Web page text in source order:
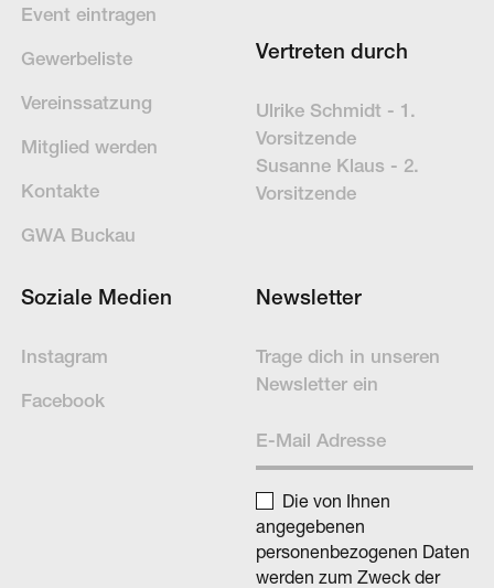
Event eintragen
Gewerbeliste
Vereinssatzung
Mitglied werden
Kontakte
GWA Buckau
Newsletter
Trage dich in un­se­ren
News­letter ein
Die von Ihnen
angegebenen
personenbezogenen Daten
werden zum Zweck der
Vertreten durch
Ulrike Schmidt - 1.
Vorsitzende
Susanne Klaus - 2.
Vorsitzende
Soziale Medien
Instagram
Facebook